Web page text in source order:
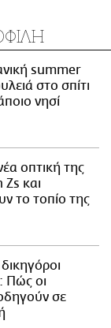
summer
στο σπίτι
νησί
οπτική της
Zs και
το τοπίο της
Πώς οι
σε